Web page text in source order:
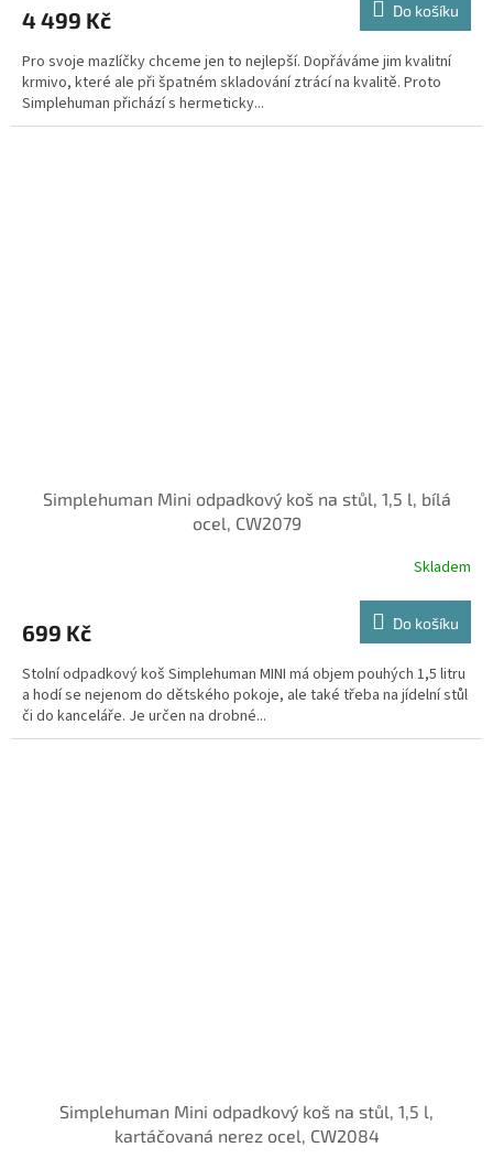
4 499 Kč Do košíku
Pro svoje mazlíčky chceme jen to nejlepší. Dopřáváme jim kvalitní
krmivo, které ale při špatném skladování ztrácí na kvalitě. Proto
Simplehuman přichází s hermeticky...
Simplehuman Mini odpadkový koš na stůl, 1,5 l, bílá
ocel, CW2079
Skladem
699 Kč Do košíku
Stolní odpadkový koš Simplehuman MINI má objem pouhých 1,5 litru
a hodí se nejenom do dětského pokoje, ale také třeba na jídelní stůl
či do kanceláře. Je určen na drobné...
Simplehuman Mini odpadkový koš na stůl, 1,5 l,
kartáčovaná nerez ocel, CW2084